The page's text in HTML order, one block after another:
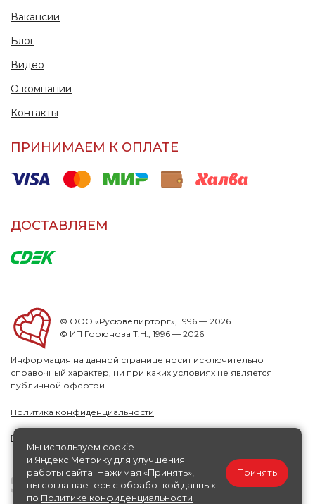
Вакансии
Блог
Видео
О компании
Контакты
ПРИНИМАЕМ К ОПЛАТЕ
ДОСТАВЛЯЕМ
© ООО «Русювелирторг», 1996 — 2026
© ИП Горюнова Т.Н., 1996 — 2026
Информация на данной странице носит исключительно
справочный характер, ни при каких условиях не является
публичной офертой.
Политика конфиденциальности
Публичная офера
Мы используем cookie
и Яндекс.Метрику для улучшения
работы сайта. Нажимая «Принять»,
вы соглашаетесь с обработкой данных
по Политике конфиденциальности
Принять